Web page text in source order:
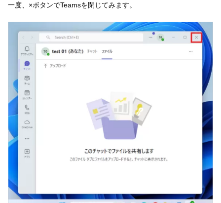
一度、×ボタンでTeamsを閉じてみます。